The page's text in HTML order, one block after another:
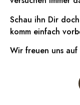
Schau ihn Dir
komm einfach
Wir freuen uns auf